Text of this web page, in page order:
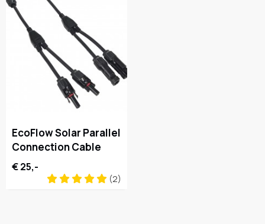
EcoFlow Solar Parallel
Connection Cable
€ 25,-
(2)